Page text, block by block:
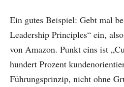
Ein gutes Beispiel: Gebt mal
Leadership Principles“ ein,
von Amazon. Punkt eins ist
hundert Prozent
Führungsprinzip, nicht ohne